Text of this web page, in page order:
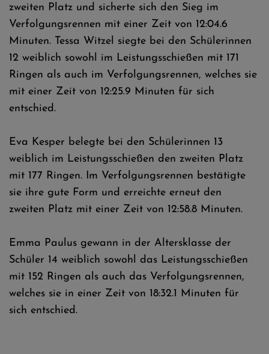
zweiten Platz und sicherte sich den Sieg im
Verfolgungsrennen mit einer Zeit von 12:04.6
Minuten. Tessa Witzel siegte bei den Schülerinnen
12 weiblich sowohl im Leistungsschießen mit 171
Ringen als auch im Verfolgungsrennen, welches sie
mit einer Zeit von 12:25.9 Minuten für sich
entschied.
Eva Kesper belegte bei den Schülerinnen 13
weiblich im Leistungsschießen den zweiten Platz
mit 177 Ringen. Im Verfolgungsrennen bestätigte
sie ihre gute Form und erreichte erneut den
zweiten Platz mit einer Zeit von 12:58.8 Minuten.
Emma Paulus gewann in der Altersklasse der
Schüler 14 weiblich sowohl das Leistungsschießen
mit 152 Ringen als auch das Verfolgungsrennen,
welches sie in einer Zeit von 18:32.1 Minuten für
sich entschied.